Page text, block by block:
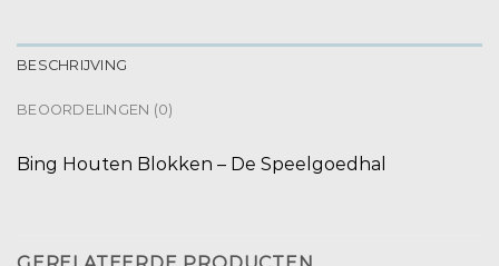
BESCHRIJVING
BEOORDELINGEN (0)
Bing Houten Blokken – De Speelgoedhal